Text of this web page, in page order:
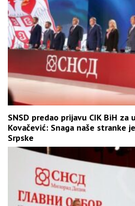
SNSD predao prijavu CIK BiH za
Kovačević: Snaga naše stranke
Srpske